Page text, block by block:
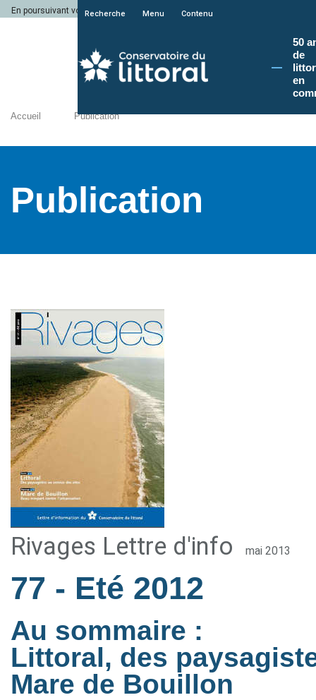
En poursuivant votre navigation sur le site du Conservatoire du littoral, vous
Recherche Menu Contenu
50
de
en
Accueil Publication
Publication
Rivages Lettre d'info mai 2013
77 - Eté 2012
Au sommaire :
Littoral, des
Mare de Bouillon